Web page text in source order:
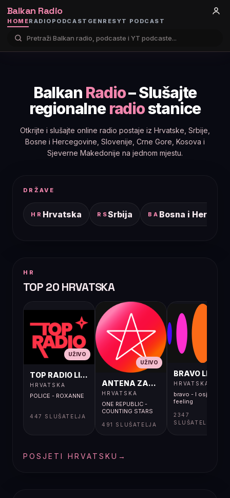
Balkan Radio
HOMERADIO PODCAST GENRESYT PODCAST
Balkan Radio– Slušajte
regionalneradiostanice
Otkrijte i slušajte online radio postaje iz Hrvatske, Srbije,
Bosne i Hercegovine, Slovenije, Crne Gore, Kosova i
Sjeverne Makedonije na jednom mjestu.
DRŽAVE
HR Hrvatska RSSrbija BA Bosna i
HR
TOP 20 HRVATSKA
UŽIVO
TOP RADIO LIVE
HRVATSKA
POLICE - ROXANNE
447 SLUŠATELJA
UŽIVO
ANTENA ZAGREB LIVE
HRVATSKA
ONE REPUBLIC -
COUNTING STARS
491 SLUŠATELJA
BRAVO LIVE
HRVATSKA
bravo - I osjećaj i
feeling
2347
SLUŠATELJA
POSJETI HRVATSKU →